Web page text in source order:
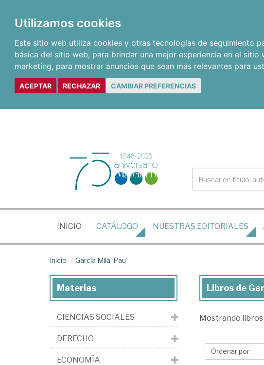
Utilizamos cookies
Este sitio web utiliza cookies y otras tecnologías de seguimiento
básica del sitio web, para brindar una mejor experiencia en el sitio
marketing, para mostrar anuncios que sean más relevantes para
ACEPTAR RECHAZAR CAMBIAR PREFERENCIAS
INICIO (CURRENT)
CATÁLOGO NUESTRAS EDITORIALES
Inicio García Milà, Pau
Libros
García
Pau
Libros de
Mostrando
Materias
CIENCIAS SOCIALES
DERECHO
ECONOMÍA